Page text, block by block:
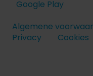
Google Play
Algemene
Privacy
Cookies